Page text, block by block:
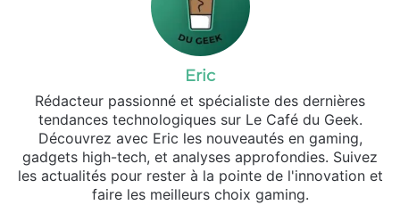
Eric
Rédacteur passionné et spécialiste des dernières
tendances technologiques sur Le Café du Geek.
Découvrez avec Eric les nouveautés en gaming,
gadgets high-tech, et analyses approfondies. Suivez
les actualités pour rester à la pointe de l'innovation et
faire les meilleurs choix gaming.